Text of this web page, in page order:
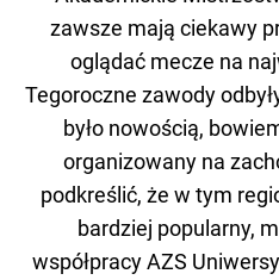
zawsze mają ciekawy
oglądać mecze na
Tegoroczne zawody
było nowością,
organizowany na
podkreślić, że w tym
bardziej popularny,
współpracy AZS